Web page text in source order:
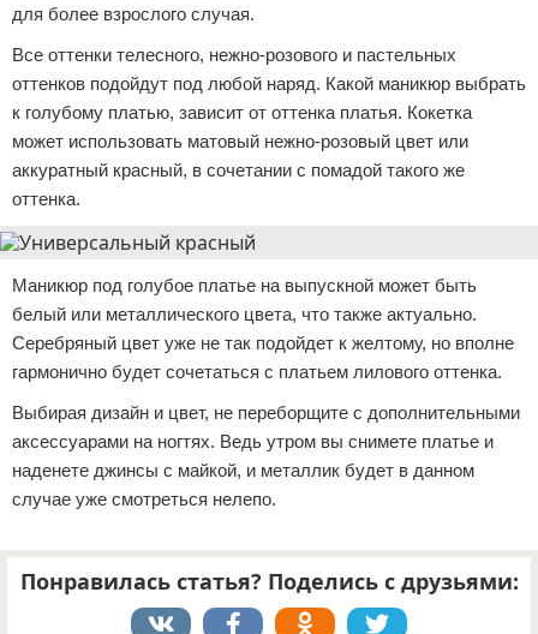
для более взрослого случая.
Все оттенки телесного, нежно-розового и пастельных
оттенков подойдут под любой наряд. Какой маникюр выбрать
к голубому платью, зависит от оттенка платья. Кокетка
может использовать матовый нежно-розовый цвет или
аккуратный красный, в сочетании с помадой такого же
оттенка.
Маникюр под голубое платье на выпускной может быть
белый или металлического цвета, что также актуально.
Серебряный цвет уже не так подойдет к желтому, но вполне
гармонично будет сочетаться с платьем лилового оттенка.
Выбирая дизайн и цвет, не переборщите с дополнительными
аксессуарами на ногтях. Ведь утром вы снимете платье и
наденете джинсы с майкой, и металлик будет в данном
случае уже смотреться нелепо.
Понравилась статья? Поделись с друзьями: